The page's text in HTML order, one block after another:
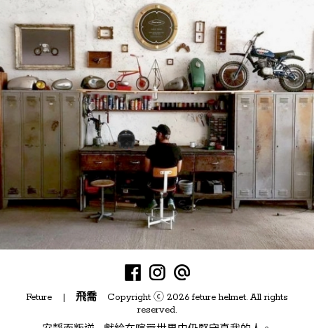
Feture | 飛喬 Copyright ⓒ 2026 feture helmet. All rights
reserved.